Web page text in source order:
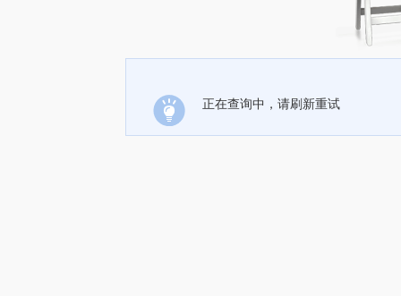
正在查询中，请刷新重试